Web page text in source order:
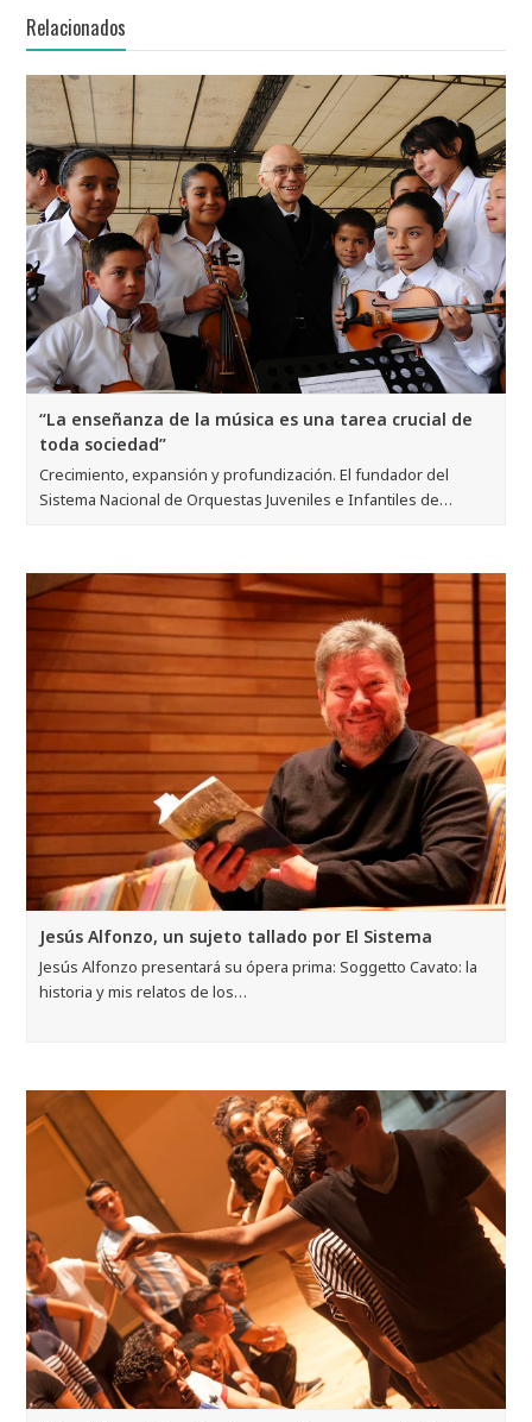
Relacionados
“La enseñanza de la música es una tarea crucial de
toda sociedad”
Crecimiento, expansión y profundización. El fundador del
Sistema Nacional de Orquestas Juveniles e Infantiles de…
Jesús Alfonzo, un sujeto tallado por El Sistema
Jesús Alfonzo presentará su ópera prima: Soggetto Cavato: la
historia y mis relatos de los…